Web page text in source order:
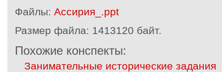
Файлы: Ассирия_.ppt
Размер файла: 1413120 байт.
Похожие конспекты:
Занимательные исторические задания